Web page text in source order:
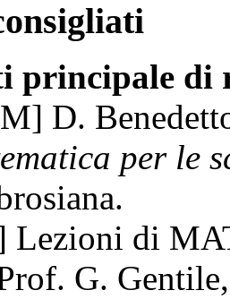
principale di
D.
per le
Lezioni di
G.